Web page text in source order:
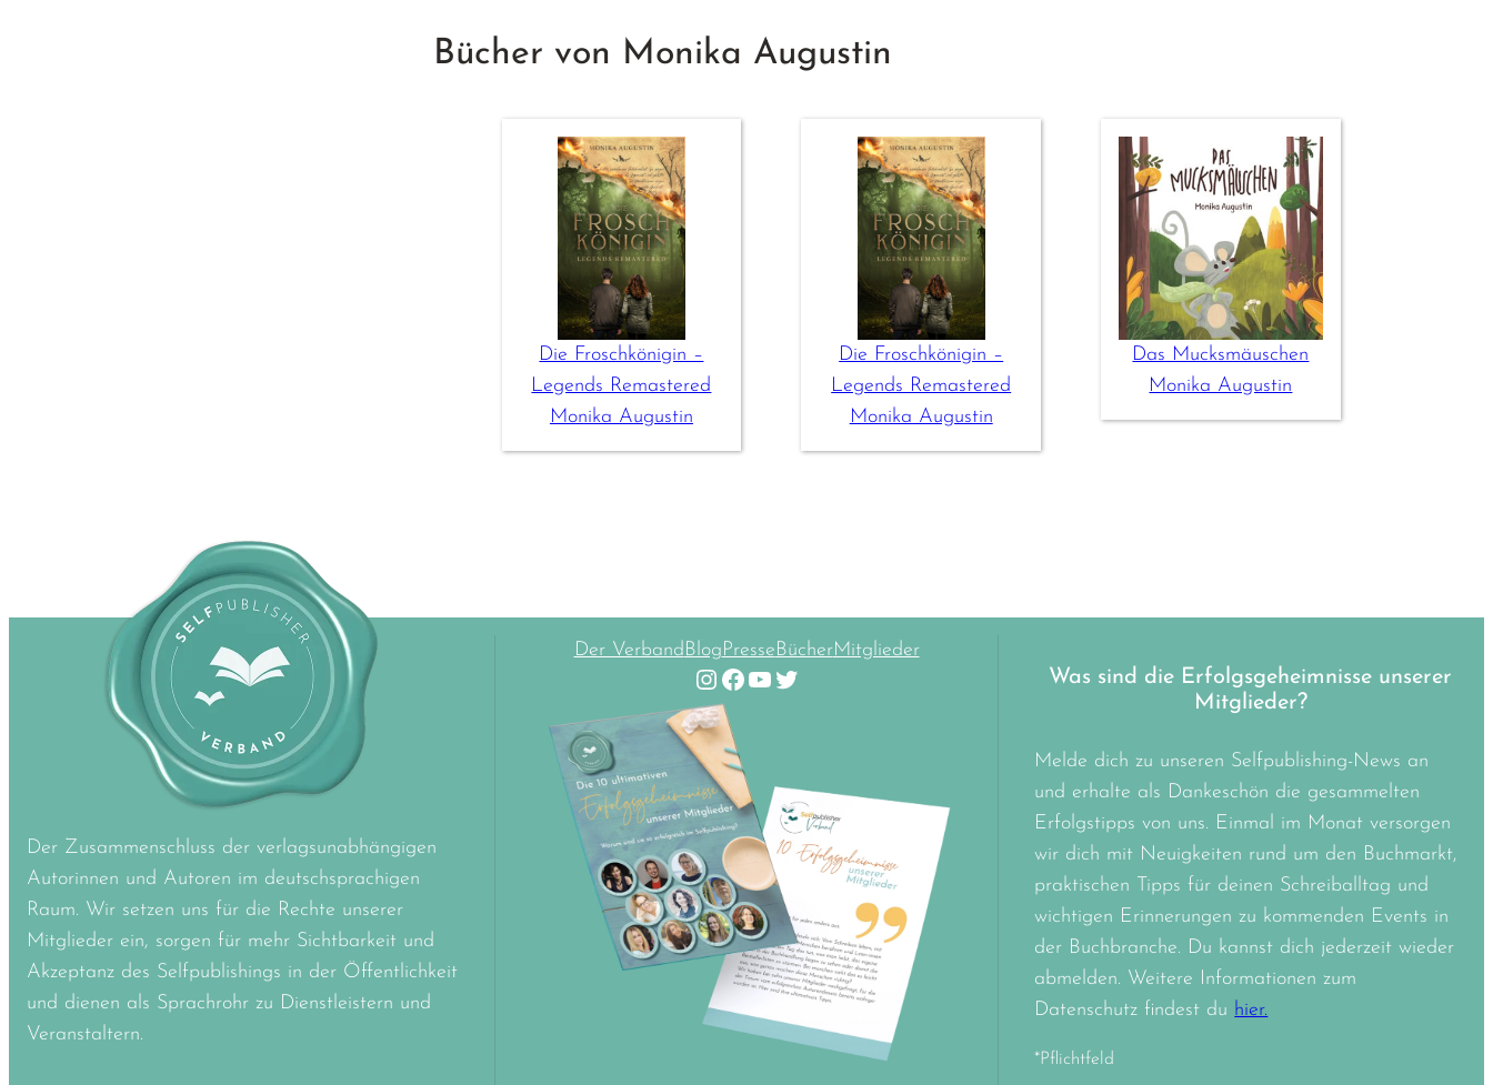
Bücher von Monika Augustin
Die Froschkönigin –
Legends Remastered
Monika Augustin
Die Froschkönigin –
Legends Remastered
Monika Augustin
Das Mucksmäuschen
Monika Augustin
Der Zusammenschluss der verlagsunabhängigen
Autorinnen und Autoren im deutschsprachigen
Raum. Wir setzen uns für die Rechte unserer
Mitglieder ein, sorgen für mehr Sichtbarkeit und
Akzeptanz des Selfpublishings in der Öffentlichkeit
und dienen als Sprachrohr zu Dienstleistern und
Veranstaltern.
Der VerbandBlogPresseBücherMitglieder
Instagram Facebook YouTube Twitter
Was sind die Erfolgsgeheimnisse unserer
Mitglieder?
Melde dich zu unseren Selfpublishing-News an
und erhalte als Dankeschön die gesammelten
Erfolgstipps von uns. Einmal im Monat versorgen
wir dich mit Neuigkeiten rund um den Buchmarkt,
praktischen Tipps für deinen Schreiballtag und
wichtigen Erinnerungen zu kommenden Events in
der Buchbranche. Du kannst dich jederzeit wieder
abmelden. Weitere Informationen zum
Datenschutz findest du hier.
*Pflichtfeld